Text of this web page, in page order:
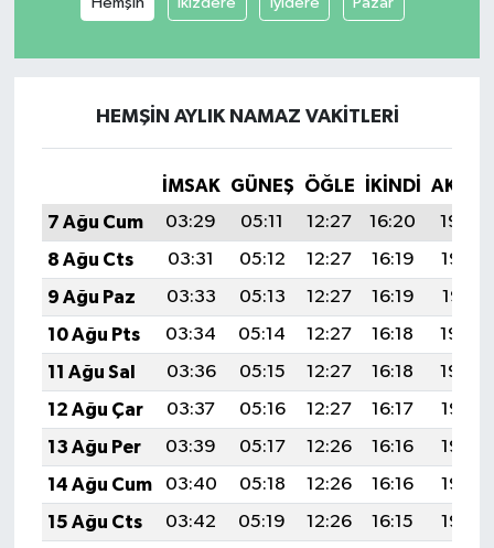
HEMŞIN AYLIK NAMAZ VAKITLERI
İMSAK GÜNEŞ ÖĞLE İKINDI
7 Ağu Cum
03:29 05:11 12:27 16:20
19:34
8 Ağu Cts
03:31 05:12 12:27 16:19
19:33
9 Ağu Paz
03:33 05:13 12:27 16:19
19:31
10 Ağu Pts
03:34 05:14 12:27 16:18
19:30
11 Ağu Sal
03:36 05:15 12:27 16:18
19:29
12 Ağu Çar
03:37 05:16 12:27 16:17
19:27
13 Ağu Per
03:39 05:17 12:26 16:16
19:26
14 Ağu Cum
03:40 05:18 12:26 16:16
19:25
15 Ağu Cts
03:42 05:19 12:26 16:15
19:23